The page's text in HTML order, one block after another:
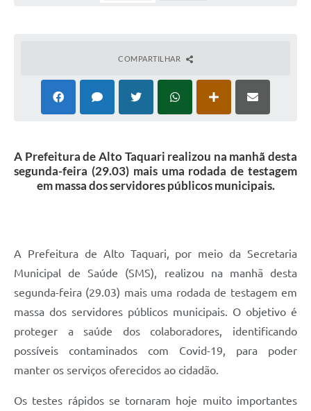
COMPARTILHAR
A Prefeitura de Alto Taquari realizou na manhã desta
segunda-feira (29.03) mais uma rodada de testagem
em massa dos servidores públicos municipais.
A Prefeitura de Alto Taquari, por meio da Secretaria
Municipal de Saúde (SMS), realizou na manhã desta
segunda-feira (29.03) mais uma rodada de testagem em
massa dos servidores públicos municipais. O objetivo é
proteger a saúde dos colaboradores, identificando
possíveis contaminados com Covid-19, para poder
manter os serviços oferecidos ao cidadão.
Os testes rápidos se tornaram hoje muito importantes